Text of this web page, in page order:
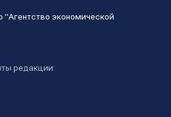
экономической
редакции: